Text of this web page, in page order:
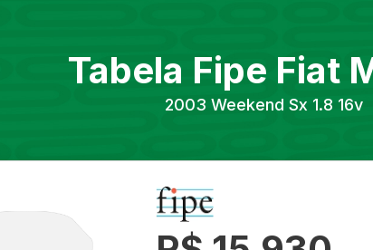
Tabela Fipe Fiat
2003 Weekend Sx 1.8 16v